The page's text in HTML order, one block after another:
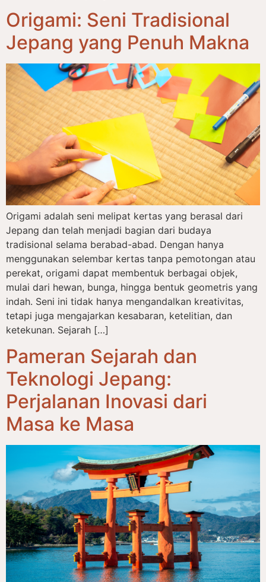
Origami: Seni Tradisional
Jepang yang Penuh Makna
Origami adalah seni melipat kertas yang berasal dari
Jepang dan telah menjadi bagian dari budaya
tradisional selama berabad-abad. Dengan hanya
menggunakan selembar kertas tanpa pemotongan atau
perekat, origami dapat membentuk berbagai objek,
mulai dari hewan, bunga, hingga bentuk geometris yang
indah. Seni ini tidak hanya mengandalkan kreativitas,
tetapi juga mengajarkan kesabaran, ketelitian, dan
ketekunan. Sejarah […]
Pameran Sejarah dan
Teknologi Jepang:
Perjalanan Inovasi dari
Masa ke Masa